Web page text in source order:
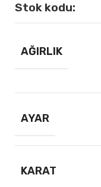
Stok kodu:
AĞIRLIK
AYAR
KARAT